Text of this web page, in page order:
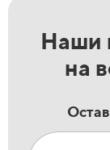
Наши
на